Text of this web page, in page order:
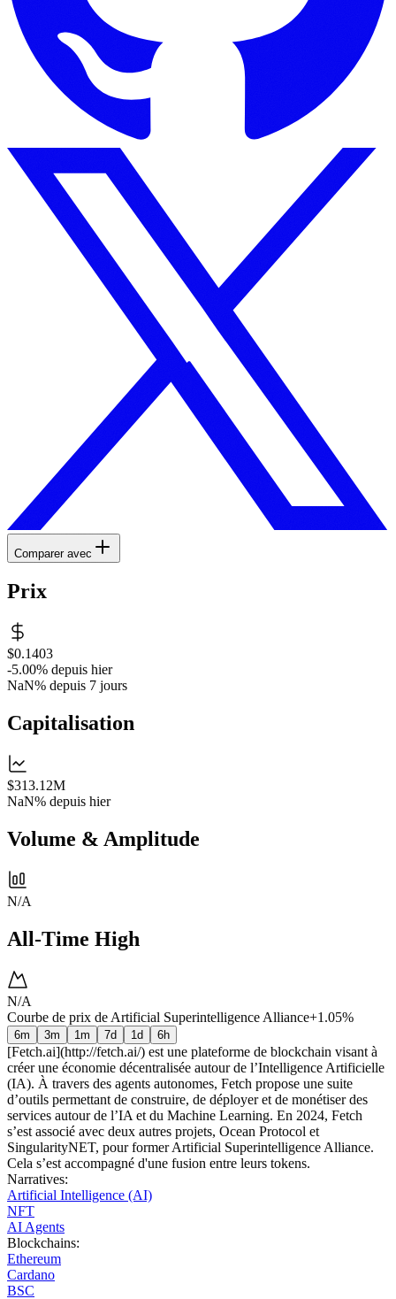
Comparer avec
Prix
$0.1403
-5.00% depuis hier
NaN% depuis 7 jours
Capitalisation
$313.12M
NaN% depuis hier
Volume & Amplitude
N/A
All-Time High
N/A
Courbe de prix de Artificial Superintelligence Alliance+1.05%
6m 3m 1m 7d 1d 6h
[Fetch.ai](http://fetch.ai/) est une plateforme de blockchain visant à
créer une économie décentralisée autour de l’Intelligence Artificielle
(IA). À travers des agents autonomes, Fetch propose une suite
d’outils permettant de construire, de déployer et de monétiser des
services autour de l’IA et du Machine Learning. En 2024, Fetch
s’est associé avec deux autres projets, Ocean Protocol et
SingularityNET, pour former Artificial Superintelligence Alliance.
Cela s’est accompagné d'une fusion entre leurs tokens.
Narratives:
Artificial Intelligence (AI)
NFT
AI Agents
Blockchains:
Ethereum
Cardano
BSC